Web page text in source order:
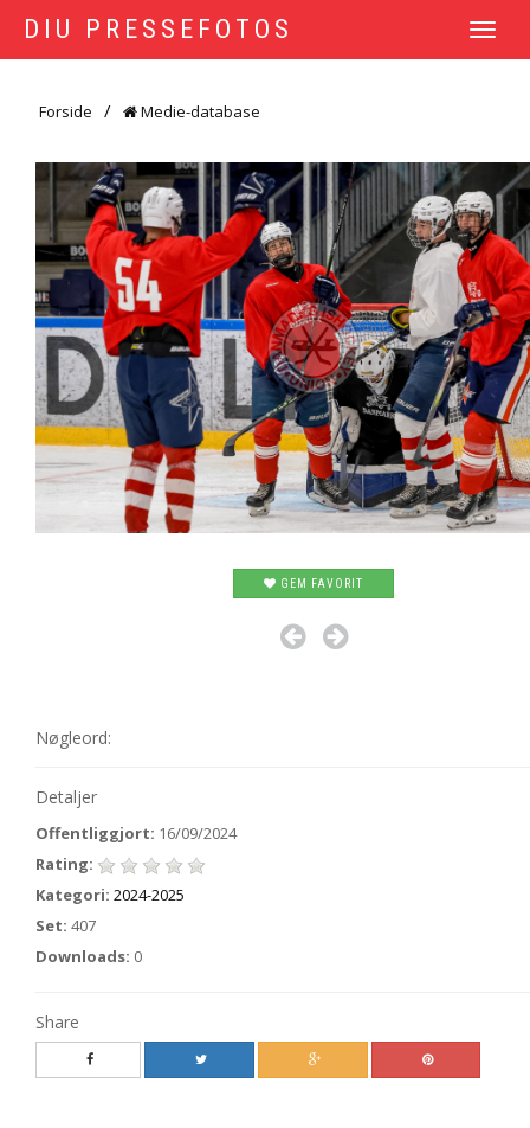
DIU PRESSEFOTOS
TOGGLE
Forside Medie-database
GEM FAVORIT
Nøgleord:
Detaljer
Offentliggjort: 16/09/2024
Rating:
Kategori: 2024-2025
Set: 407
Downloads: 0
Share